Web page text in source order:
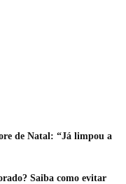
de Natal: “Já limpou a
Saiba como evitar